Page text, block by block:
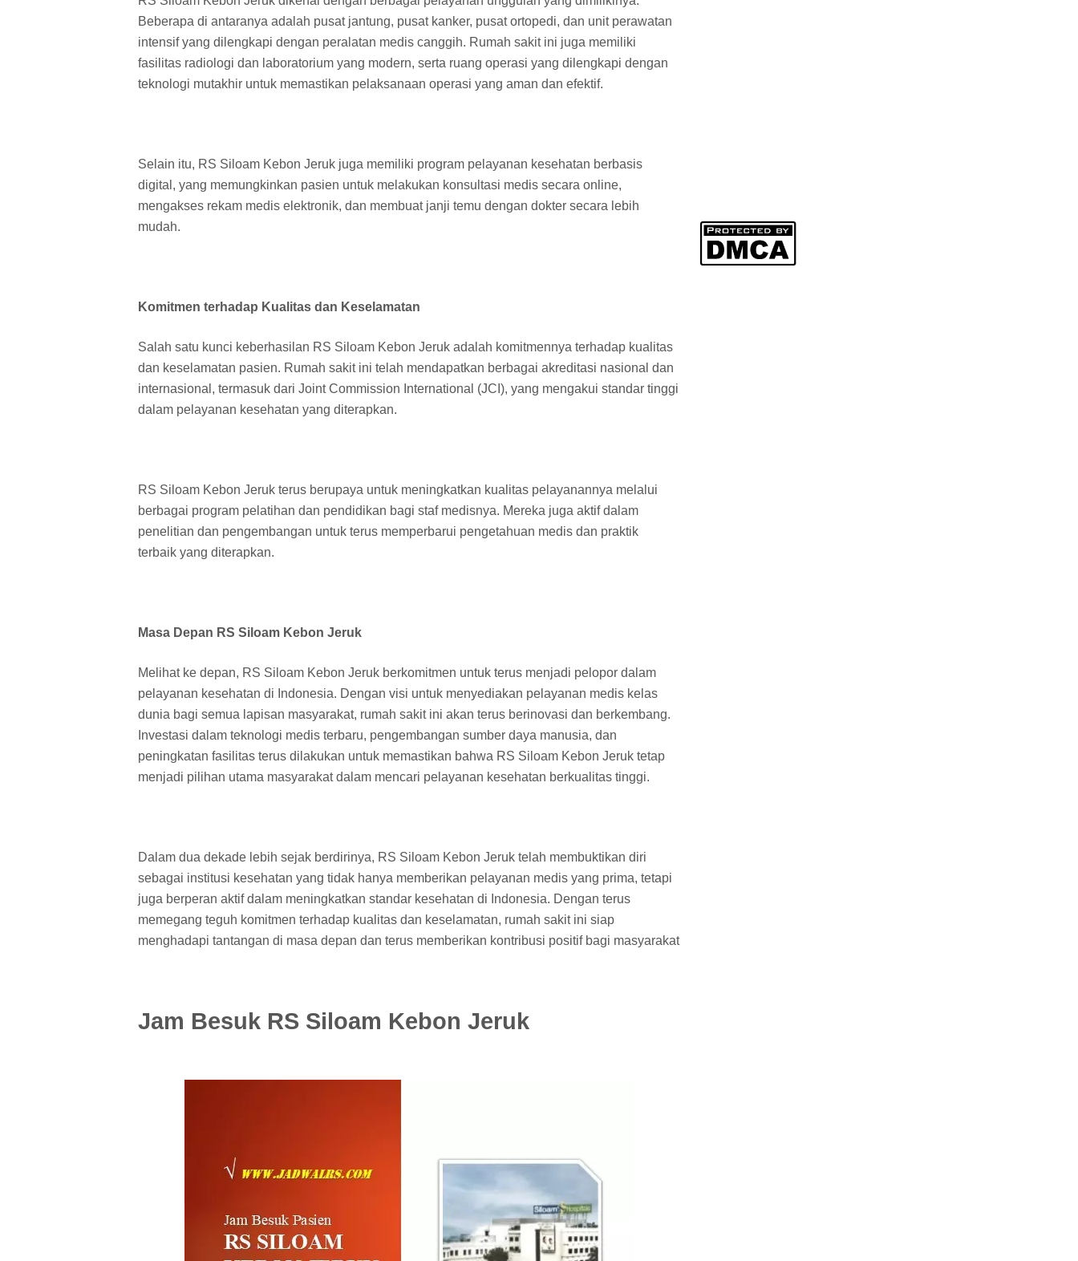
Beberapa di antaranya adalah pusat jantung, pusat kanker, pusat ortopedi, dan unit perawatan
intensif yang dilengkapi dengan peralatan medis canggih. Rumah sakit ini juga memiliki
fasilitas radiologi dan laboratorium yang modern, serta ruang operasi yang dilengkapi dengan
teknologi mutakhir untuk memastikan pelaksanaan operasi yang aman dan efektif.
Selain itu, RS Siloam Kebon Jeruk juga memiliki program pelayanan kesehatan berbasis
digital, yang memungkinkan pasien untuk melakukan konsultasi medis secara online,
mengakses rekam medis elektronik, dan membuat janji temu dengan dokter secara lebih
mudah.
Komitmen terhadap Kualitas dan Keselamatan
Salah satu kunci keberhasilan RS Siloam Kebon Jeruk adalah komitmennya terhadap kualitas
dan keselamatan pasien. Rumah sakit ini telah mendapatkan berbagai akreditasi nasional dan
internasional, termasuk dari Joint Commission International (JCI), yang mengakui standar tinggi
dalam pelayanan kesehatan yang diterapkan.
RS Siloam Kebon Jeruk terus berupaya untuk meningkatkan kualitas pelayanannya melalui
berbagai program pelatihan dan pendidikan bagi staf medisnya. Mereka juga aktif dalam
penelitian dan pengembangan untuk terus memperbarui pengetahuan medis dan praktik
terbaik yang diterapkan.
Masa Depan RS Siloam Kebon Jeruk
Melihat ke depan, RS Siloam Kebon Jeruk berkomitmen untuk terus menjadi pelopor dalam
pelayanan kesehatan di Indonesia. Dengan visi untuk menyediakan pelayanan medis kelas
dunia bagi semua lapisan masyarakat, rumah sakit ini akan terus berinovasi dan berkembang.
Investasi dalam teknologi medis terbaru, pengembangan sumber daya manusia, dan
peningkatan fasilitas terus dilakukan untuk memastikan bahwa RS Siloam Kebon Jeruk tetap
menjadi pilihan utama masyarakat dalam mencari pelayanan kesehatan berkualitas tinggi.
Dalam dua dekade lebih sejak berdirinya, RS Siloam Kebon Jeruk telah membuktikan diri
sebagai institusi kesehatan yang tidak hanya memberikan pelayanan medis yang prima, tetapi
juga berperan aktif dalam meningkatkan standar kesehatan di Indonesia. Dengan terus
memegang teguh komitmen terhadap kualitas dan keselamatan, rumah sakit ini siap
menghadapi tantangan di masa depan dan terus memberikan kontribusi positif bagi masyarakat
Jam Besuk RS Siloam Kebon Jeruk